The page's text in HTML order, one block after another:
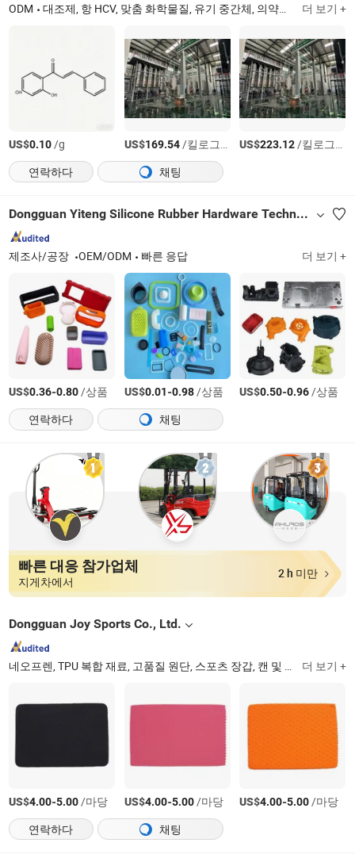
ODM 대조제, 항 HCV, 맞춤 화학물질, 유기 중간체, 의약품 중간체, 의약품 기계, 화학 기계, 수처리 시스템 장비 더 보기 +
US$0.10/g US$169.54/킬로그램 US$223.12/킬로그램
연락하다
채팅
Dongguan Yiteng Silicone Rubber Hardware Technology Co., Ltd.
제조사/공장 OEM/ODM 빠른 응답 더 보기 +
US$0.36-0.80/상품 US$0.01-0.98/상품 US$0.50-0.96/상품
연락하다
채팅
빠른 대응 참가업체
지게차에서
2 h 미만
Dongguan Joy Sports Co., Ltd.
네오프렌, TPU 복합 재료, 고품질 원단, 스포츠 장갑, 캔 및 병 쿨러, 노트북 가방, 아르mband 모바일 전화 케이스, 지지대, 네오프렌 원단 더 보기 +
US$4.00-5.00/마당 US$4.00-5.00/마당 US$4.00-5.00/마당
연락하다
채팅